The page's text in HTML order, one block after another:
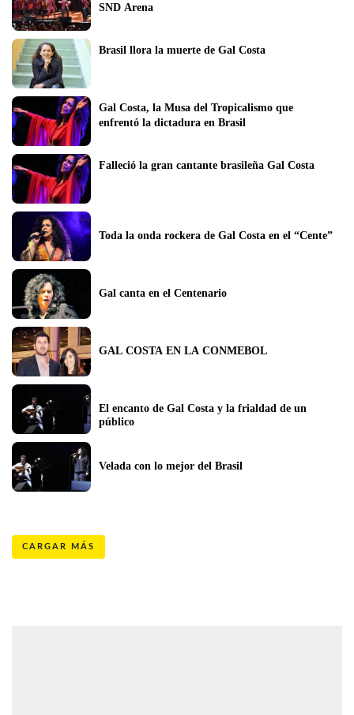
SND Arena
Brasil llora la muerte de Gal Costa
Gal Costa, la Musa del Tropicalismo que
enfrentó la dictadura en Brasil
Falleció la gran cantante brasileña Gal Costa
Toda la onda rockera de Gal Costa en el “Cente”
Gal canta en el Centenario
GAL COSTA EN LA CONMEBOL
El encanto de Gal Costa y la frialdad de un
público
Velada con lo mejor del Brasil
CARGAR MÁS